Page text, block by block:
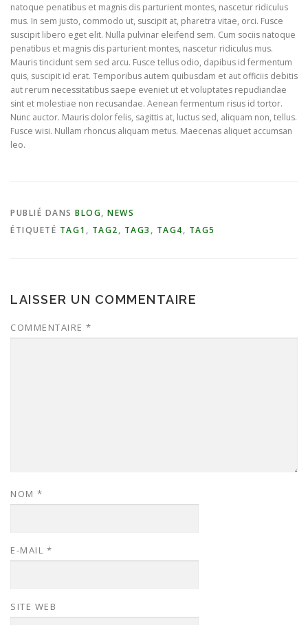
natoque penatibus et magnis dis parturient montes, nascetur ridiculus
mus. In sem justo, commodo ut, suscipit at, pharetra vitae, orci. Fusce
suscipit libero eget elit. Nulla pulvinar eleifend sem. Cum sociis natoque
penatibus et magnis dis parturient montes, nascetur ridiculus mus.
Mauris tincidunt sem sed arcu. Fusce tellus odio, dapibus id fermentum
quis, suscipit id erat. Temporibus autem quibusdam et aut officiis debitis
aut rerum necessitatibus saepe eveniet ut et voluptates repudiandae
sint et molestiae non recusandae. Aenean fermentum risus id tortor.
Nunc auctor. Mauris dolor felis, sagittis at, luctus sed, aliquam non, tellus.
Fusce wisi. Nullam rhoncus aliquam metus. Maecenas aliquet accumsan
leo.
PUBLIÉ DANS BLOG, NEWS
ÉTIQUETÉ TAG1 , TAG2, TAG3 , TAG4, TAG5
LAISSER UN COMMENTAIRE
COMMENTAIRE *
NOM *
E-MAIL *
SITE WEB